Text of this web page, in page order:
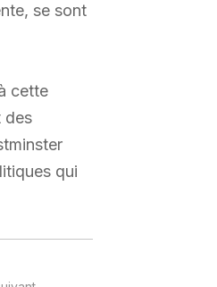
se sont
cette
des
qui